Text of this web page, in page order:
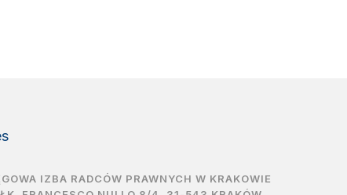
IZBA RADCÓW PRAWNYCH W KRAKOWIE